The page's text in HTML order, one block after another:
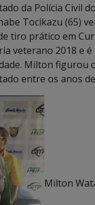
da Polícia Civil
Tocikazu (65)
tiro prático em
veterano 2018 e
Milton figurou
entre os anos
Milton